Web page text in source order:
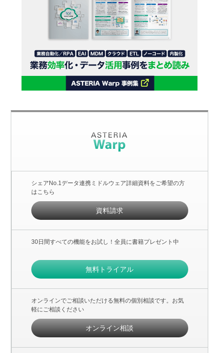
シェアNo.1データ連携ミドルウェア詳細資料をご希望の方
はこちら
資料請求
30日間すべての機能をお試し！全員に書籍プレゼント中
無料トライアル
オンラインでご相談いただける無料の個別相談です。お気
軽にご相談ください
オンライン相談